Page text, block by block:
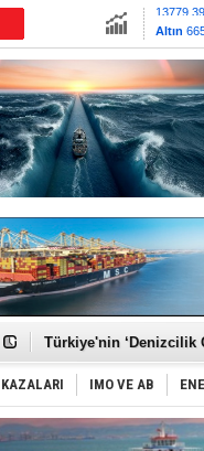
Euro
TÜRKLİM Başkanı
Türkiye'nin ‘Denizcilik
Dünyanın en tehlikeli
Hürmüz’de bekleyen
Rusya'nın gizli filosu
Keşfedildi: En büyük
D-Marin, Avrupa'nın
IMO VE AB